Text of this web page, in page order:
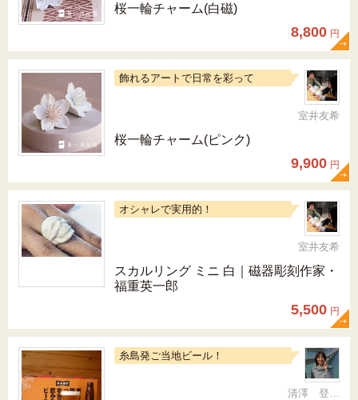
桜一輪チャーム(白磁)
8,800 円
飾れるアートで日常を彩って
室井友希
桜一輪チャーム(ピンク)
9,900 円
オシャレで実用的！
室井友希
スカルリング ミニ 白｜磁器彫刻作家・
福重英一郎
5,500 円
糸島発ご当地ビール！
清澤 登希子